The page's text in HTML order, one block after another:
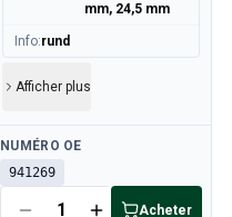
mm, 24,5 mm
Info:rund
Afficher plus
Disponible
NUMÉRO OE
941269
Acheter